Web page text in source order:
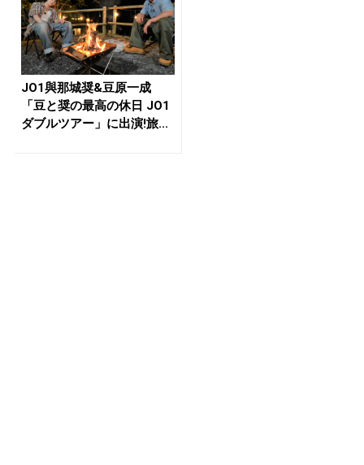
JO1與那城奨&豆原一成
「豆と奨の最高の休日 JO1
ダブルツアー」に出演!旅...